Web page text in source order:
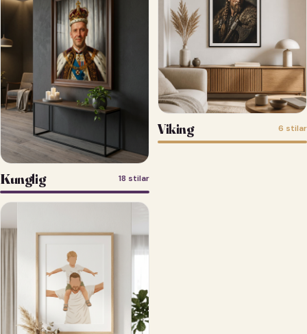
Kunglig 18 stilar
Viking 6 stilar